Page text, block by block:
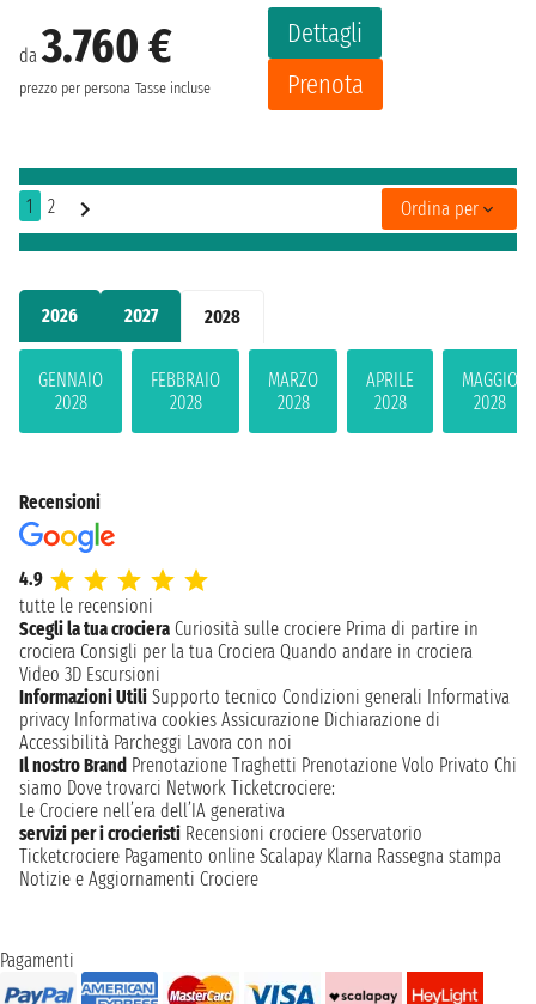
2026 2027 2028
GENNAIO
2028
FEBBRAIO
2028
MARZO
2028
APRILE
2028
MAGGIO
2028
da3.760 €
prezzo per persona Tasse incluse
Dettagli
Prenota
1 2 Ordina per
Recensioni
4.9
tutte le recensioni
Scegli la tua crociera Curiosità sulle crociere Prima di partire in
crociera Consigli per la tua Crociera Quando andare in crociera
Video 3D Escursioni
Informazioni Utili Supporto tecnico Condizioni generali Informativa
privacy Informativa cookies Assicurazione Dichiarazione di
Accessibilità Parcheggi Lavora con noi
Il nostro Brand Prenotazione Traghetti Prenotazione Volo Privato Chi
siamo Dove trovarci Network Ticketcrociere:
Le Crociere nell’era dell’IA generativa
servizi per i crocieristi Recensioni crociere Osservatorio
Ticketcrociere Pagamento online Scalapay Klarna Rassegna stampa
Notizie e Aggiornamenti Crociere
Pagamenti